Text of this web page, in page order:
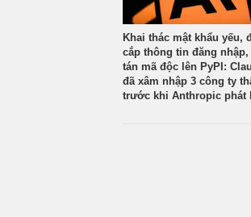
Khai thác mật khẩu yếu,
cắp thông tin đăng nhập,
tán mã độc lên PyPI:
đã xâm nhập 3 công ty
trước khi Anthropic phát